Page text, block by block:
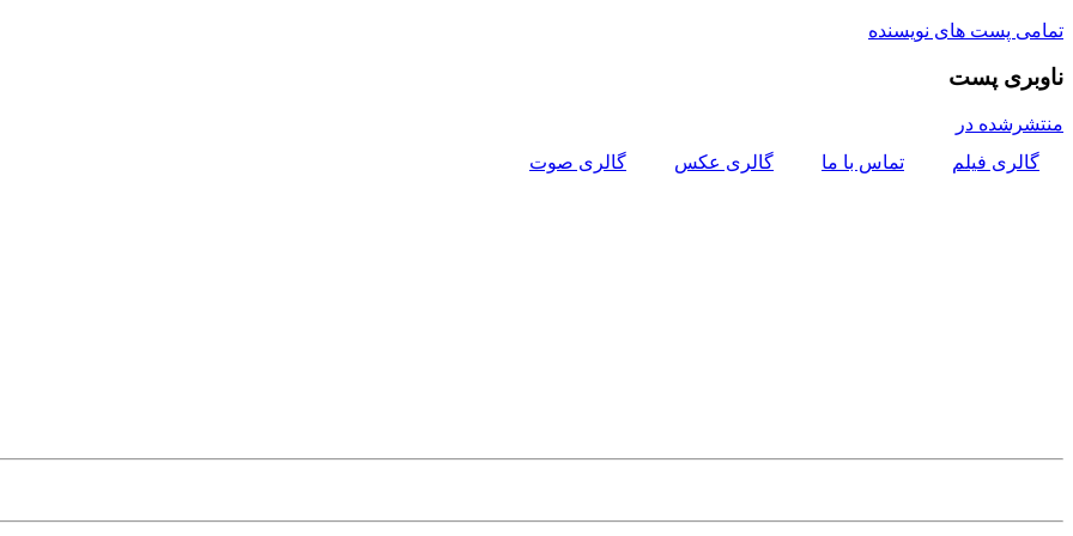
تمامی پست های نویسنده
ناوبری پست
منتشرشده در
گالری فیلم
تماس با ما گالری عکس گالری صوت